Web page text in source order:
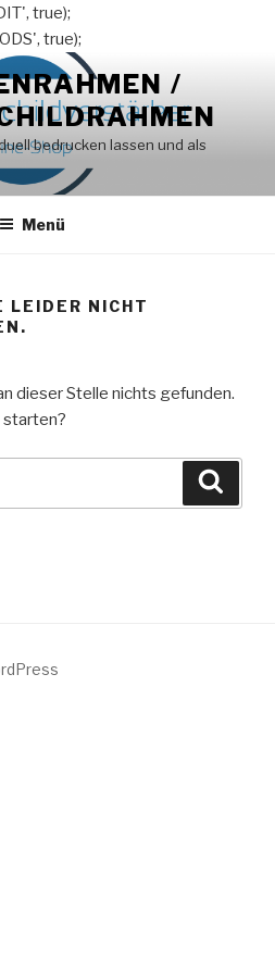
true);
true);
/
bedrucken lassen und als
Menü
LEIDER NICHT
dieser Stelle nichts gefunden.
starten?